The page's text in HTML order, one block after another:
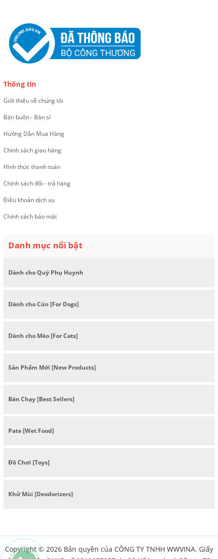
Thông tin
Giới thiệu về chúng tôi
Bán buôn - Bán sỉ
Hướng Dẫn Mua Hàng
Chính sách giao hàng
Hình thức thanh toán
Chính sách đổi - trả hàng
Điều khoản dịch vụ
Chính sách bảo mật
Danh mục nổi bật
Dành cho Quý Phụ Huynh
Dành cho Cún [For Dogs]
Dành cho Mèo [For Cats]
Sản Phẩm Mới [New Products]
Bán Chạy [Best Sellers]
Pate [Wet Food]
Đồ Chơi [Toys]
Khử Mùi [Deodorizers]
Copyright © 2026 Bản quyền của CÔNG TY TNHH WWVINA. Giấy